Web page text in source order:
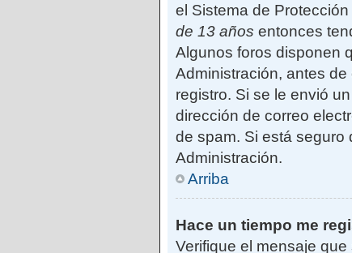
el Sistema de
de 13 años entonces
Algunos foros disponen
Administración, antes
registro. Si se le envió
dirección de correo
de spam. Si está seguro
Administración.
Arriba
Hace un tiempo me
Verifique el mensaje